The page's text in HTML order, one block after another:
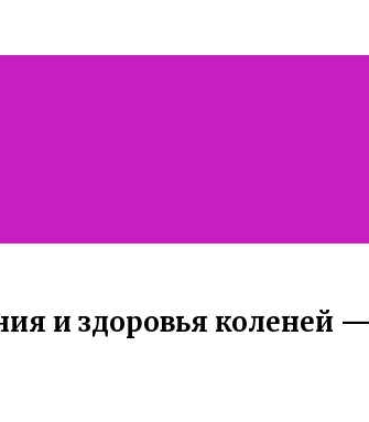
и здоровья коленей